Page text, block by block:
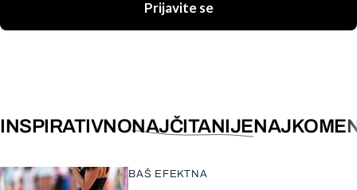
Prijavite se
INSPIRATIVNONAJČITANIJE
BAŠ EFEKTNA